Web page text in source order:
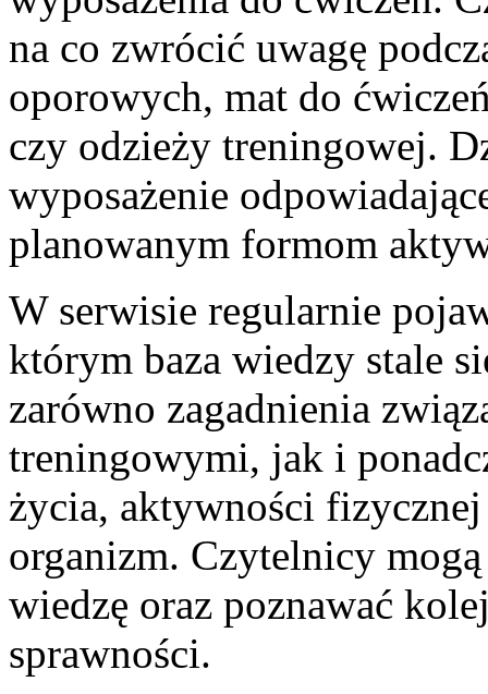
na co zwrócić uwagę
oporowych, mat do
czy odzieży treningowej.
wyposażenie
planowanym formom
W serwisie regularnie
którym baza wiedzy stale
zarówno zagadnienia
treningowymi, jak i
życia, aktywności
organizm. Czytelnicy
wiedzę oraz poznawać
sprawności.